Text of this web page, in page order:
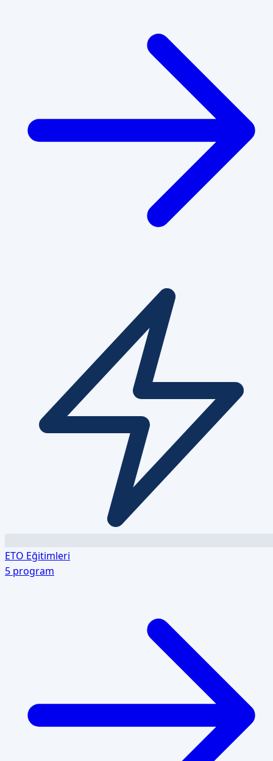
ETO Eğitimleri
5 program